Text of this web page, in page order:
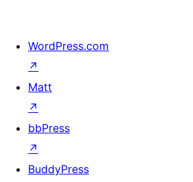
WordPress.com
↗
Matt
↗
bbPress
↗
BuddyPress